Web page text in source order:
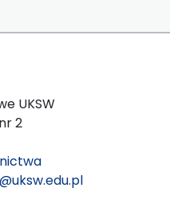
UKSW
2